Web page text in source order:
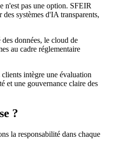
n'est pas une option. SFEIR
systèmes d'IA transparents,
données, le cloud de
au cadre réglementaire
intègre une évaluation
et une gouvernance claire des
?
la responsabilité dans chaque